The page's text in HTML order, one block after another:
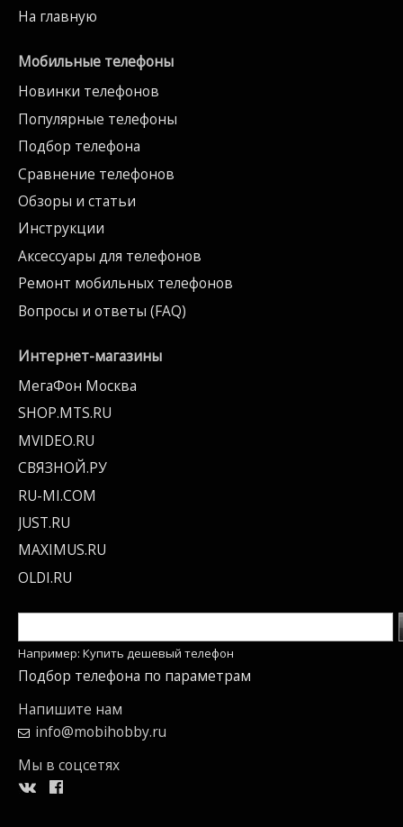
На главную
Мобильные телефоны
Новинки телефонов
Популярные телефоны
Подбор телефона
Сравнение телефонов
Обзоры и статьи
Инструкции
Аксессуары для телефонов
Ремонт мобильных телефонов
Вопросы и ответы (FAQ)
Интернет-магазины
МегаФон Москва
SHOP.MTS.RU
MVIDEO.RU
СВЯЗНОЙ.РУ
RU-MI.COM
JUST.RU
MAXIMUS.RU
OLDI.RU
Например: Купить дешевый телефон
Подбор телефона по параметрам
Напишите нам
info@mobihobby.ru
Мы в соцсетях